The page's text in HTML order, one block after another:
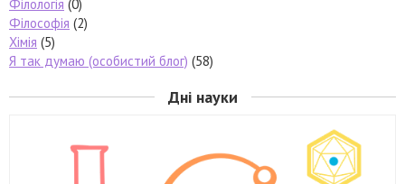
Філологія (0)
Філософія (2)
Хімія (5)
Я так думаю (особистий блог) (58)
Дні науки